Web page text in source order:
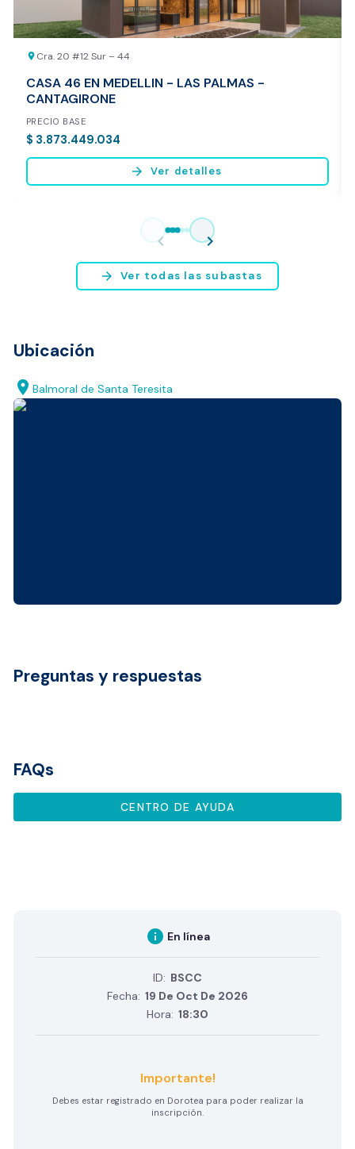
* Servicio disponible exclusivamente para inmuebles ubicados en
Bogotá y Medellín.
location_on Cra. 20 #12 Sur – 44
CASA 46 EN MEDELLIN - LAS PALMAS -
CANTAGIRONE
PRECIO BASE
$ 3.873.449.034
arrow_forward Ver detalles
chevron_left chevron_right
arrow_forward Ver todas las subastas
Ubicación
location_on Balmoral de Santa Teresita
Preguntas y respuestas
FAQs
CENTRO DE AYUDA
info En línea
ID: BSCC
Fecha: 19 De Oct De 2026
Hora: 18:30
Importante!
Debes estar registrado en Dorotea para poder realizar la
inscripción.